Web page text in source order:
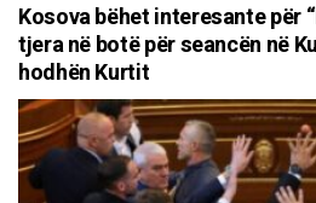
Kosova bëhet interesante për
tjera në botë për seancën në
hodhën Kurtit